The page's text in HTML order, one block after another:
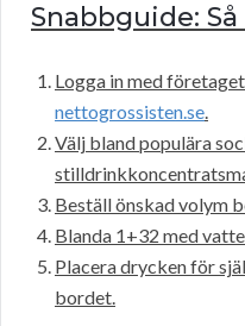
Snabbguide:
Logga in med
nettogrossisten.se.
Välj bland populära
Beställ önskad volym
Blanda 1+32 med
Placera drycken för
bordet.